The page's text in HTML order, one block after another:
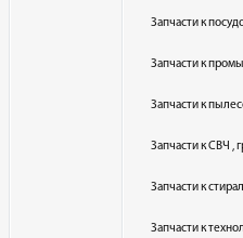
Запчасти к
Запчасти к
Запчасти к
Запчасти к СВЧ ,
Запчасти к
Запчасти к